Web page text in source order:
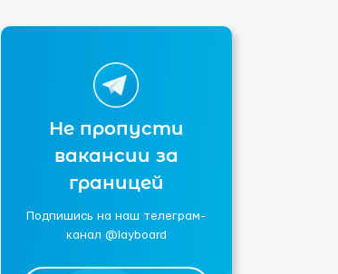
Не пропусти
вакансии за
границей
Подпишись на наш телеграм-
канал @layboard